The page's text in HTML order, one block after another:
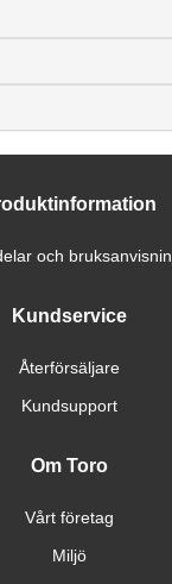
och
Kundservice
Återförsäljare
Kundsupport
Om Toro
Vårt företag
Miljö